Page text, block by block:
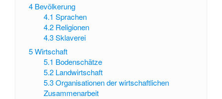
4 Bevölkerung
4.1 Sprachen
4.2 Religionen
4.3 Sklaverei
5Wirtschaft
5.1 Bodenschätze
5.2 Landwirtschaft
5.3 Organisationen der wirtschaftlichen
Zusammenarbeit